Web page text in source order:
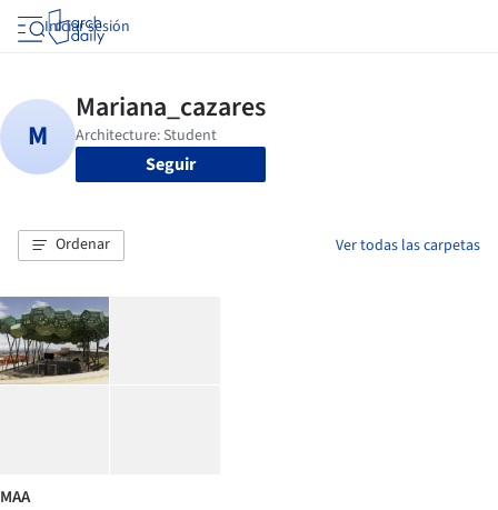
Iniciar sesión
Seguir
Ordenar Ver todas las carpetas
MAA